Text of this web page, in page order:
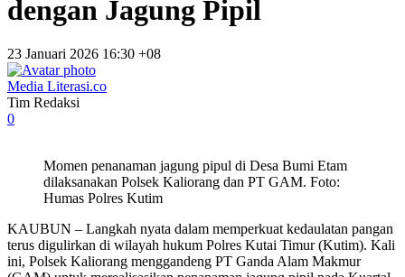
dengan Jagung Pipil
23 Januari 2026 16:30 +08
Media Literasi.co
Tim Redaksi
0
Momen penanaman jagung pipul di Desa Bumi Etam
dilaksanakan Polsek Kaliorang dan PT GAM. Foto:
Humas Polres Kutim
KAUBUN – Langkah nyata dalam memperkuat kedaulatan pangan
terus digulirkan di wilayah hukum Polres Kutai Timur (Kutim). Kali
ini, Polsek Kaliorang menggandeng PT Ganda Alam Makmur